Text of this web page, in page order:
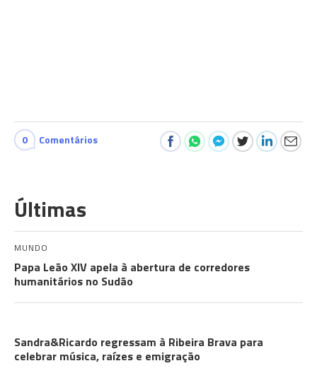
0 Comentários
Últimas
MUNDO
Papa Leão XIV apela à abertura de corredores
humanitários no Sudão
Sandra&Ricardo regressam à Ribeira Brava para
celebrar música, raízes e emigração